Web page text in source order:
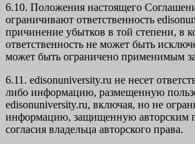
6.10. Положения настоящего
ограничивают ответственность
причинение убытков в той степени, в
ответственность не может быть
может быть ограничено применимым
6.11. edisonuniversity.ru не несет
либо информацию, размещенную
edisonuniversity.ru, включая, но не
информацию, защищенную авторским
согласия владельца авторского права.